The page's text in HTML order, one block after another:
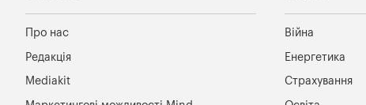
Про нас
Редакція
Mediakit
Війна
Енергетика
Страхування